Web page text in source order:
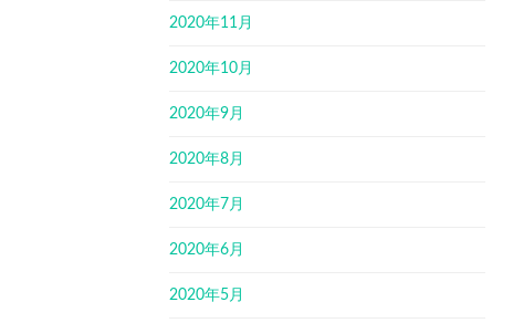
2020年11月
2020年10月
2020年9月
2020年8月
2020年7月
2020年6月
2020年5月